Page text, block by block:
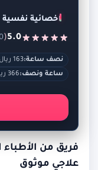
اخصائية نفسية
5.0
(
نصف ساعة:163 ريال
ساعة ونصف:366 ريال
فريق من
علاجي موثوق